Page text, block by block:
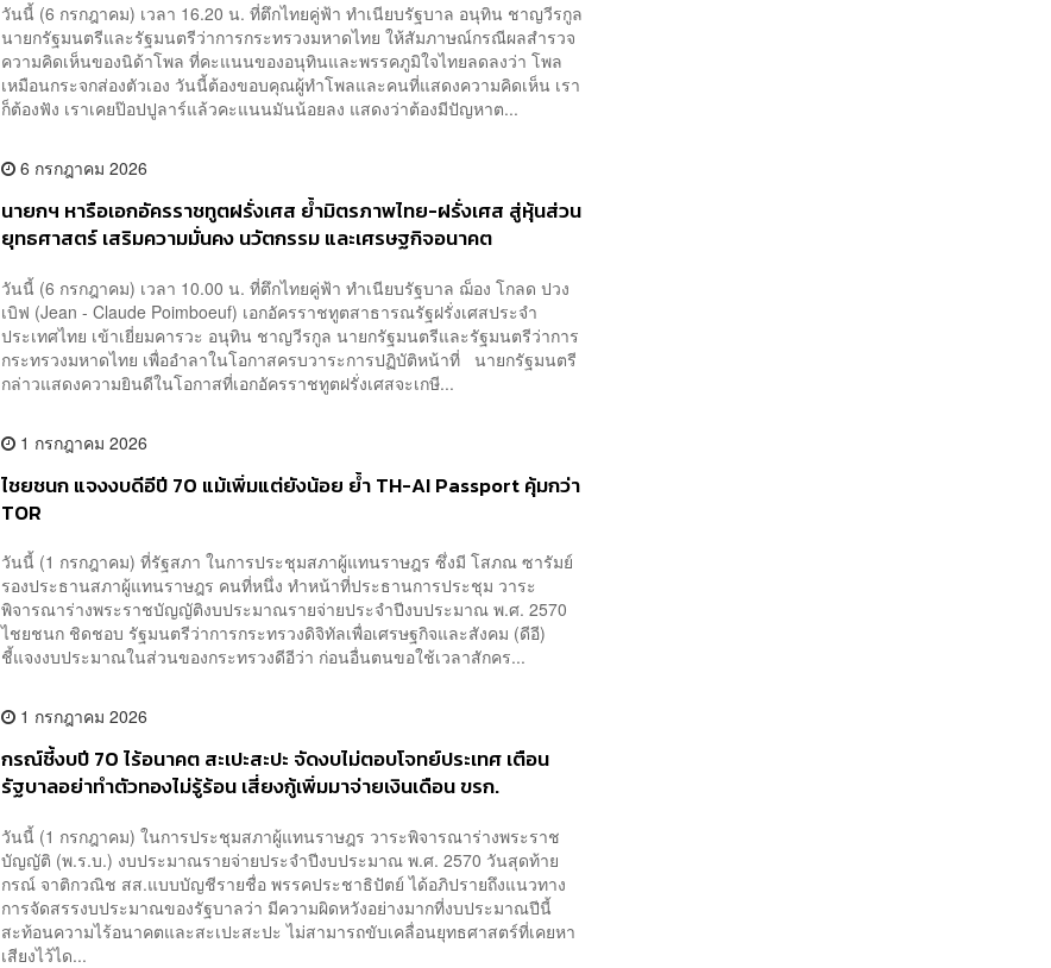
วันนี้ (6 กรกฎาคม) เวลา 16.20 น. ที่ตึกไทยคู่ฟ้า ทำเนียบรัฐบาล อนุทิน ชาญวีรกูล
นายกรัฐมนตรีและรัฐมนตรีว่าการกระทรวงมหาดไทย ให้สัมภาษณ์กรณีผลสำรวจ
ความคิดเห็นของนิด้าโพล ที่คะแนนของอนุทินและพรรคภูมิใจไทยลดลงว่า โพล
เหมือนกระจกส่องตัวเอง วันนี้ต้องขอบคุณผู้ทำโพลและคนที่แสดงความคิดเห็น เรา
ก็ต้องฟัง เราเคยป๊อปปูลาร์แล้วคะแนนมันน้อยลง แสดงว่าต้องมีปัญหาต...
6 กรกฎาคม 2026
นายกฯ หารือเอกอัครราชทูตฝรั่งเศส ย้ำมิตรภาพไทย-ฝรั่งเศส สู่หุ้นส่วน
ยุทธศาสตร์ เสริมความมั่นคง นวัตกรรม และเศรษฐกิจอนาคต
วันนี้ (6 กรกฎาคม) เวลา 10.00 น. ที่ตึกไทยคู่ฟ้า ทำเนียบรัฐบาล ฌ็อง โกลด ปวง
เบิฟ (Jean - Claude Poimboeuf) เอกอัครราชทูตสาธารณรัฐฝรั่งเศสประจำ
ประเทศไทย เข้าเยี่ยมคารวะ อนุทิน ชาญวีรกูล นายกรัฐมนตรีและรัฐมนตรีว่าการ
กระทรวงมหาดไทย เพื่ออำลาในโอกาสครบวาระการปฏิบัติหน้าที่ นายกรัฐมนตรี
กล่าวแสดงความยินดีในโอกาสที่เอกอัครราชทูตฝรั่งเศสจะเกษี...
1 กรกฎาคม 2026
ไชยชนก แจงงบดีอีปี 70 แม้เพิ่มแต่ยังน้อย ย้ำ TH-AI Passport คุ้มกว่า
TOR
วันนี้ (1 กรกฎาคม) ที่รัฐสภา ในการประชุมสภาผู้แทนราษฎร ซึ่งมี โสภณ ซารัมย์
รองประธานสภาผู้แทนราษฎร คนที่หนึ่ง ทำหน้าที่ประธานการประชุม วาระ
พิจารณาร่างพระราชบัญญัติงบประมาณรายจ่ายประจำปีงบประมาณ พ.ศ. 2570
ไชยชนก ชิดชอบ รัฐมนตรีว่าการกระทรวงดิจิทัลเพื่อเศรษฐกิจและสังคม (ดีอี)
ชี้แจงงบประมาณในส่วนของกระทรวงดีอีว่า ก่อนอื่นตนขอใช้เวลาสักคร...
1 กรกฎาคม 2026
กรณ์ชี้งบปี 70 ไร้อนาคต สะเปะสะปะ จัดงบไม่ตอบโจทย์ประเทศ เตือน
รัฐบาลอย่าทำตัวทองไม่รู้ร้อน เสี่ยงกู้เพิ่มมาจ่ายเงินเดือน ขรก.
วันนี้ (1 กรกฎาคม) ในการประชุมสภาผู้แทนราษฎร วาระพิจารณาร่างพระราช
บัญญัติ (พ.ร.บ.) งบประมาณรายจ่ายประจำปีงบประมาณ พ.ศ. 2570 วันสุดท้าย
กรณ์ จาติกวณิช สส.แบบบัญชีรายชื่อ พรรคประชาธิปัตย์ ได้อภิปรายถึงแนวทาง
การจัดสรรงบประมาณของรัฐบาลว่า มีความผิดหวังอย่างมากที่งบประมาณปีนี้
สะท้อนความไร้อนาคตและสะเปะสะปะ ไม่สามารถขับเคลื่อนยุทธศาสตร์ที่เคยหา
เสียงไว้ได...